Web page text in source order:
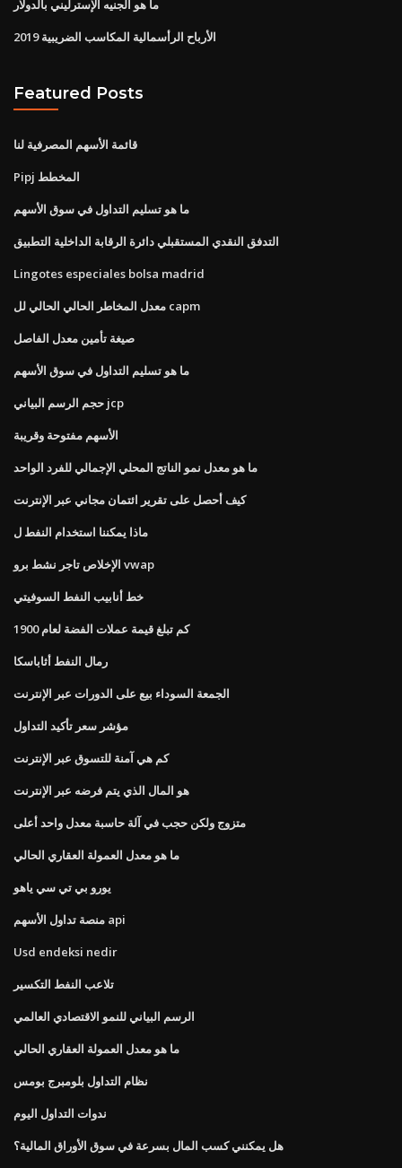
ما هو الجنيه الإسترليني بالدولار
الأرباح الرأسمالية المكاسب الضريبية 2019
Featured Posts
قائمة الأسهم المصرفية لنا
Pipj المخطط
ما هو تسليم التداول في سوق الأسهم
التدفق النقدي المستقبلي دائرة الرقابة الداخلية التطبيق
Lingotes especiales bolsa madrid
معدل المخاطر الحالي الحالي لل capm
صيغة تأمين معدل الفاصل
ما هو تسليم التداول في سوق الأسهم
حجم الرسم البياني jcp
الأسهم مفتوحة وقريبة
ما هو معدل نمو الناتج المحلي الإجمالي للفرد الواحد
كيف أحصل على تقرير ائتمان مجاني عبر الإنترنت
ماذا يمكننا استخدام النفط ل
الإخلاص تاجر نشط برو vwap
خط أنابيب النفط السوفيتي
كم تبلغ قيمة عملات الفضة لعام 1900
رمال النفط أثاباسكا
الجمعة السوداء بيع على الدورات عبر الإنترنت
مؤشر سعر تأكيد التداول
كم هي آمنة للتسوق عبر الإنترنت
هو المال الذي يتم فرضه عبر الإنترنت
متزوج ولكن حجب في آلة حاسبة معدل واحد أعلى
ما هو معدل العمولة العقاري الحالي
يورو بي تي سي ياهو
منصة تداول الأسهم api
Usd endeksi nedir
تلاعب النفط التكسير
الرسم البياني للنمو الاقتصادي العالمي
ما هو معدل العمولة العقاري الحالي
نظام التداول بلومبرج بومس
ندوات التداول اليوم
هل يمكنني كسب المال بسرعة في سوق الأوراق المالية؟